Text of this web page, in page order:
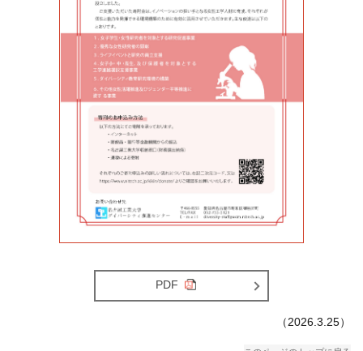
PDF
（2026.3.25）